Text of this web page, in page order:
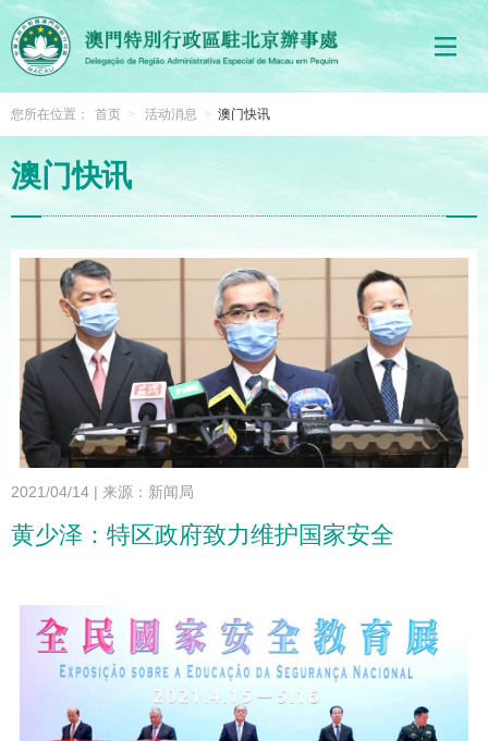
您所在位置： 首页 > 活动消息 > 澳门快讯
澳门快讯
2021/04/14 | 来源：新闻局
黄少泽：特区政府致力维护国家安全